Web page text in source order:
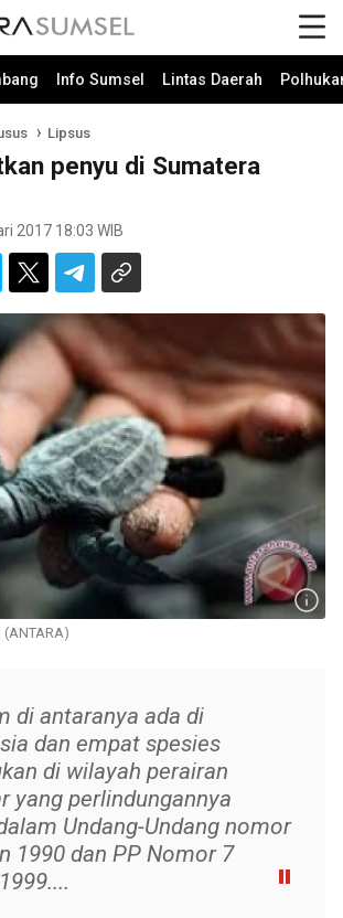
Info Sumsel Lintas Daerah
Lipsus
penyu di Sumatera
2017 18:03 WIB
(ANTARA)
di antaranya ada di
dan empat spesies
di wilayah perairan
yang perlindungannya
Undang-Undang nomor
1990 dan PP Nomor 7